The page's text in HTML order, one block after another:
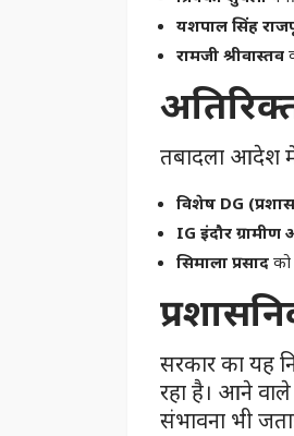
यशपाल सिंह
रामजी श्रीवास्तव
तबादला आदेश में
विशेष DG
IG इंदौर ग्रामीण
सिमाला प्रसाद को
सरकार का यह
रहा है। आने
संभावना भी